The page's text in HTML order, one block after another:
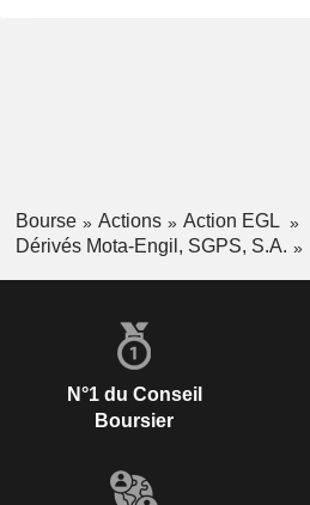
Bourse Actions
Action EGL
Dérivés Mota-Engil, SGPS, S.A.
N°1 du Conseil
Boursier